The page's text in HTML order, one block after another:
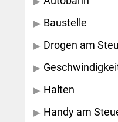
Baustelle
Drogen am
Halten
Handy am